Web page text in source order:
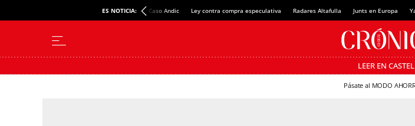
ES NOTICIA: Caso Andic Ley contra compra especulativa Radares Altafulla Junts en Europa
LEER EN
Pásate al MODO